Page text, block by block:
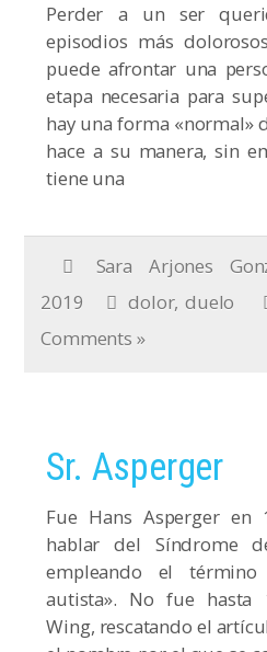
Perder a un ser
episodios más
puede afrontar una
etapa necesaria para
hay una forma «normal»
hace a su manera, sin
tiene una
Sara Arjones
2019
dolor,duelo
Comments »
Sr. Asperger
Fue Hans Asperger
hablar del Síndrome
empleando el término
autista». No fue hasta
Wing, rescatando el